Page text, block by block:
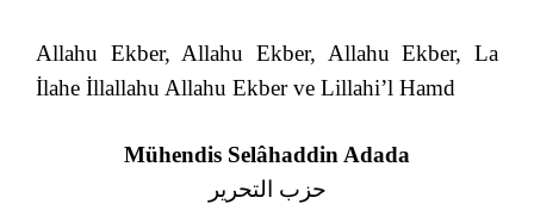
Allahu Ekber, Allahu Ekber, Allahu Ekber, La
İlahe İllallahu Allahu Ekber ve Lillahi’l Hamd
Mühendis Selâhaddin Adada
حزب التحرير